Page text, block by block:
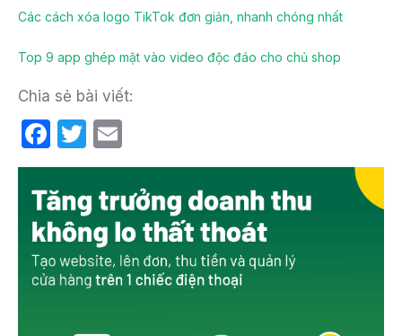
Các cách xóa logo TikTok đơn giản, nhanh chóng nhất
Top 9 app ghép mặt vào video độc đáo cho chủ shop
Chia sẻ bài viết:
F
a
c
e
b
o
T
w
itt
er
m
ail